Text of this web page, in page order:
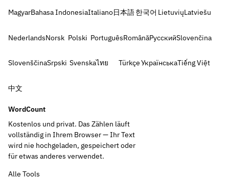
MagyarBahasa IndonesiaItaliano日本語한국어 LietuviųLatviešu
NederlandsNorsk Polski PortuguêsRomânăРусскийSlovenčina
SlovenščinaSrpski Svenskaไทย TürkçeУкраїнськаTiếng Việt
中文
WordCount
Kostenlos und privat. Das Zählen läuft
vollständig in Ihrem Browser — Ihr Text
wird nie hochgeladen, gespeichert oder
für etwas anderes verwendet.
Alle Tools